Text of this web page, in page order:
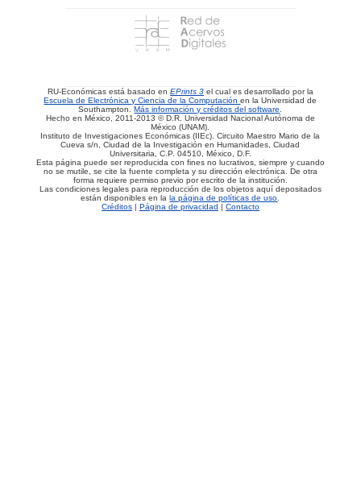
RU-Económicas está basado en EPrints 3 el cual es desarrollado por la
Escuela de Electrónica y Ciencia de la Computaciónen la Universidad de
Southampton.Más información y créditos del software.
Hecho en México, 2011-2013 © D.R. Universidad Nacional Autónoma de
México (UNAM).
Instituto de Investigaciones Económicas (IIEc). Circuito Maestro Mario de la
Cueva s/n, Ciudad de la Investigación en Humanidades, Ciudad
Universitaria, C.P. 04510, México, D.F.
Esta página puede ser reproducida con fines no lucrativos, siempre y cuando
no se mutile, se cite la fuente completa y su dirección electrónica. De otra
forma requiere permiso previo por escrito de la institución.
Las condiciones legales para reproducción de los objetos aquí depositados
están disponibles en lala página de políticas de uso.
Créditos| Página de privacidad | Contacto